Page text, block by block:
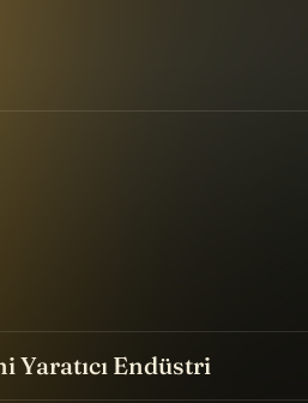
Yaratıcı Endüstri